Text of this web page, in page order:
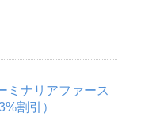
ミナリアファース
割引）